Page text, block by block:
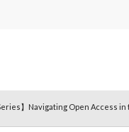
】Navigating Open Access